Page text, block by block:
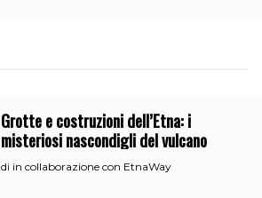
Grotte e costruzioni dell’Etna: i
misteriosi nascondigli del vulcano
di in collaborazione con EtnaWay